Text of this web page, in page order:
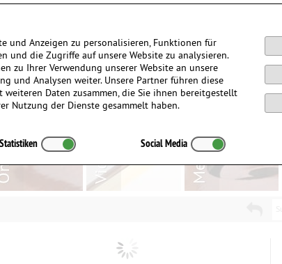
und Anzeigen zu personalisieren, Funktionen für
und die Zugriffe auf unsere Website zu analysieren.
zu Ihrer Verwendung unserer Website an unsere
und Analysen weiter. Unsere Partner führen diese
Daten zusammen, die Sie ihnen bereitgestellt
Nutzung der Dienste gesammelt haben.
Statistiken Social Media